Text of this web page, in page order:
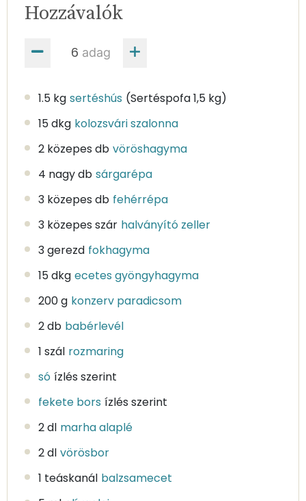
adag
Hozzávalók
1.5 kg sertéshús (Sertéspofa 1,5 kg)
15 dkg kolozsvári szalonna
2 közepes db vöröshagyma
4 nagy db sárgarépa
3 közepes db fehérrépa
3 közepes szár halványító zeller
3 gerezd fokhagyma
15 dkg ecetes gyöngyhagyma
200 g konzerv paradicsom
2 db babérlevél
1 szál rozmaring
só ízlés szerint
fekete bors ízlés szerint
2 dl marha alaplé
2 dl vörösbor
1 teáskanál balzsamecet